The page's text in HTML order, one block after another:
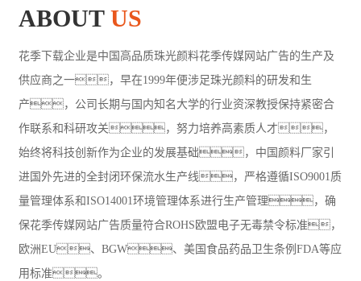
光泽和珠...
ABOUTUS
花季下载企业是中国高品质珠光颜料花季传媒网站广告的生产及
供应商之一，早在1999年便涉足珠光颜料的研发和生
产，公司长期与国内知名大学的行业资深教授保持紧密合
作联系和科研攻关，努力培养高素质人才，
始终将科技创新作为企业的发展基础，中国颜料厂家引
进国外先进的全封闭环保流水生产线，严格遵循ISO9001质
量管理体系和ISO14001环境管理体系进行生产管理，确
保花季传媒网站广告质量符合ROHS欧盟电子无毒禁令标准，
欧洲EU、BGW、美国食品药品卫生条例FDA等应
用标准。